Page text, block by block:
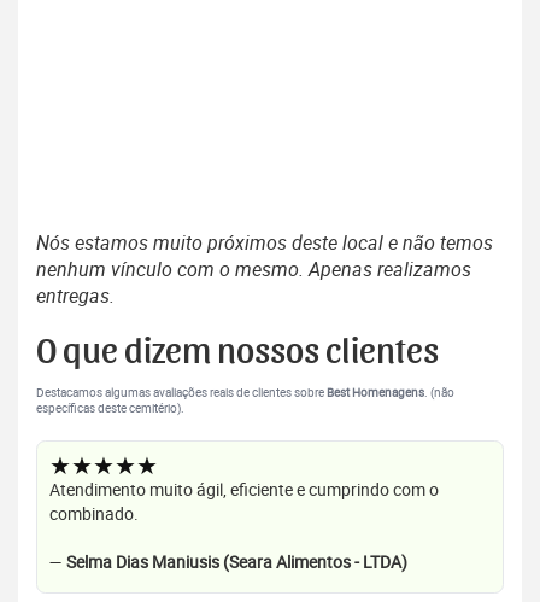
Nós estamos muito próximos deste local e não temos
nenhum vínculo com o mesmo. Apenas realizamos
entregas.
O que dizem nossos clientes
Destacamos algumas avaliações reais de clientes sobre Best Homenagens. (não
específicas deste cemitério).
★★★★★
Atendimento muito ágil, eficiente e cumprindo com o
combinado.
— Selma Dias Maniusis (Seara Alimentos - LTDA)